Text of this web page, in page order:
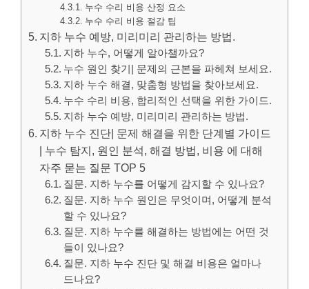
누수 수리 비용 산정 요소
누수 수리 비용 절감 팁
지하 누수 예방, 미리미리 관리하는 방법.
지하 누수, 어떻게 알아챌까요?
누수 원인 찾기| 문제의 근본을 파헤쳐 보세요.
지하 누수 해결, 맞춤형 방법을 찾아보세요.
누수 수리 비용, 합리적인 선택을 위한 가이드.
지하 누수 예방, 미리미리 관리하는 방법.
지하 누수 진단| 문제 해결을 위한 단계별 가이드
| 누수 탐지, 원인 분석, 해결 방법, 비용 에 대해
자주 묻는 질문 TOP 5
질문. 지하 누수를 어떻게 감지할 수 있나요?
질문. 지하 누수 원인은 무엇이며, 어떻게 분석
할 수 있나요?
질문. 지하 누수를 해결하는 방법에는 어떤 것
들이 있나요?
질문. 지하 누수 진단 및 해결 비용은 얼마나
드나요?